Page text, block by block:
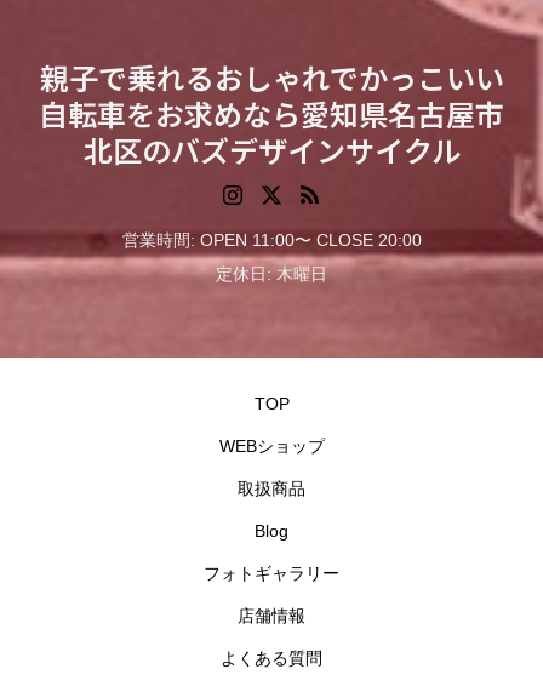
親子で乗れるおしゃれでかっこいい
自転車をお求めなら愛知県名古屋市
北区のバズデザインサイクル
営業時間: OPEN 11:00〜 CLOSE 20:00
定休日: 木曜日
TOP
WEBショップ
取扱商品
Blog
フォトギャラリー
店舗情報
よくある質問